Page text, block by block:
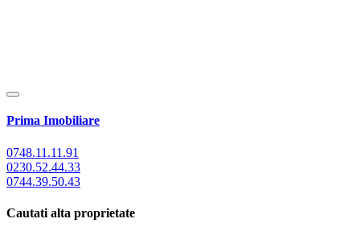
Prima Imobiliare
0748.11.11.91
0230.52.44.33
0744.39.50.43
Cautati alta proprietate